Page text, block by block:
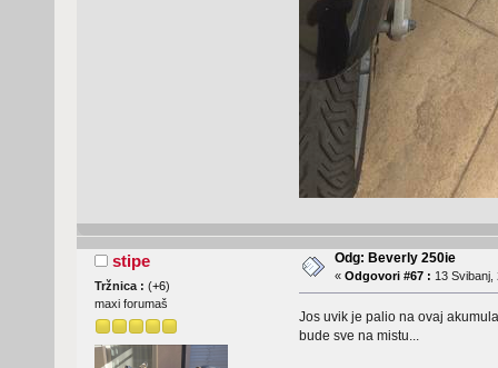
stipe
Tržnica : (+6)
maxi forumaš
Odg: Beverly 250ie
« Odgovori #67 : 13 Svibanj,
Jos uvik je palio na ovaj
bude sve na mistu...